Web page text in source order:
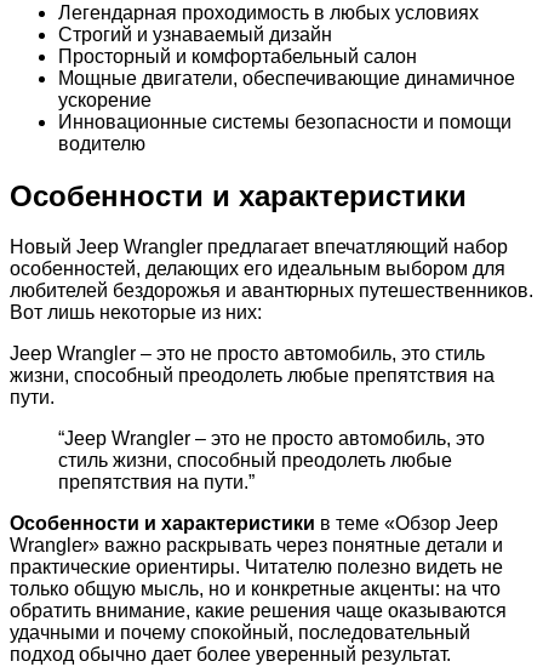
Легендарная проходимость в любых условиях
Строгий и узнаваемый дизайн
Просторный и комфортабельный салон
Мощные двигатели, обеспечивающие динамичное
ускорение
Инновационные системы безопасности и помощи
водителю
Особенности и характеристики
Новый Jeep Wrangler предлагает впечатляющий набор
особенностей, делающих его идеальным выбором для
любителей бездорожья и авантюрных путешественников.
Вот лишь некоторые из них:
Jeep Wrangler – это не просто автомобиль, это стиль
жизни, способный преодолеть любые препятствия на
пути.
“Jeep Wrangler – это не просто автомобиль, это
стиль жизни, способный преодолеть любые
препятствия на пути.”
Особенности и характеристики в теме «Обзор Jeep
Wrangler» важно раскрывать через понятные детали и
практические ориентиры. Читателю полезно видеть не
только общую мысль, но и конкретные акценты: на что
обратить внимание, какие решения чаще оказываются
удачными и почему спокойный, последовательный
подход обычно дает более уверенный результат.